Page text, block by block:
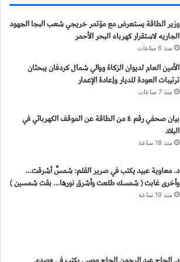
وزير الطاقة يستعرض مع مؤتمر خريجي شعب البجا الجهود
الجاريه لاستقرار كهرباء البحر الأحمر
منذ 6 ساعات
الأمين العام لديوان الزكاة ووالي شمال كردفان يبحثان
ترتيبات العودة للديار وإعادة الإعمار
منذ 7 ساعات
بيان صحفي رقم ٤ من الطاقة ​عن الموقف الكهربائي في
البلاد
منذ 18 ساعة
د. معاوية عبيد يكتب في صرير القلم: شمسٌ أشرقت…
وأخرى غابت ( شمسك طلعت وأشرق نورها… بقت شمسين )
منذ 19 ساعة